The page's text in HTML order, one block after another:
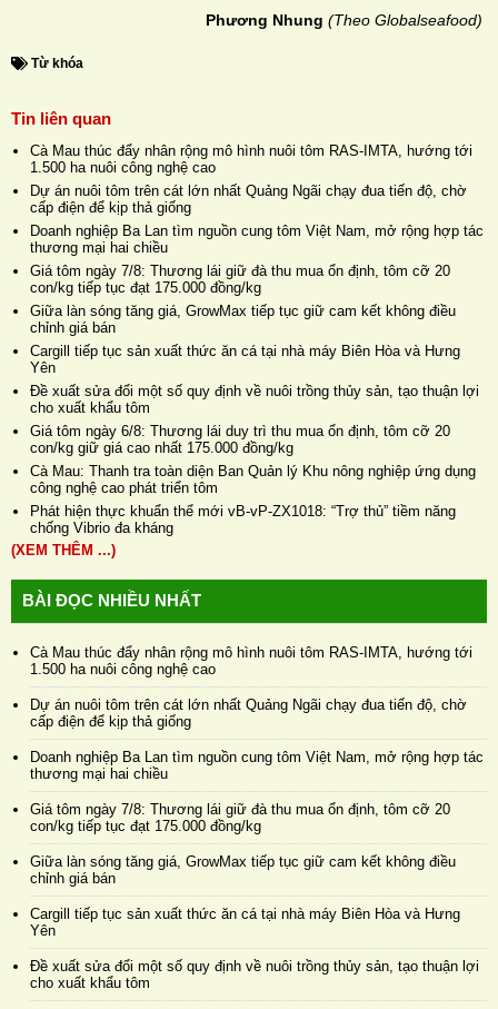
Phương Nhung (Theo Globalseafood)
Từ khóa
Tin liên quan
Cà Mau thúc đẩy nhân rộng mô hình nuôi tôm RAS-IMTA, hướng tới
1.500 ha nuôi công nghệ cao
Dự án nuôi tôm trên cát lớn nhất Quảng Ngãi chạy đua tiến độ, chờ
cấp điện để kịp thả giống
Doanh nghiệp Ba Lan tìm nguồn cung tôm Việt Nam, mở rộng hợp tác
thương mại hai chiều
Giá tôm ngày 7/8: Thương lái giữ đà thu mua ổn định, tôm cỡ 20
con/kg tiếp tục đạt 175.000 đồng/kg
Giữa làn sóng tăng giá, GrowMax tiếp tục giữ cam kết không điều
chỉnh giá bán
Cargill tiếp tục sản xuất thức ăn cá tại nhà máy Biên Hòa và Hưng
Yên
Đề xuất sửa đổi một số quy định về nuôi trồng thủy sản, tạo thuận lợi
cho xuất khẩu tôm
Giá tôm ngày 6/8: Thương lái duy trì thu mua ổn định, tôm cỡ 20
con/kg giữ giá cao nhất 175.000 đồng/kg
Cà Mau: Thanh tra toàn diện Ban Quản lý Khu nông nghiệp ứng dụng
công nghệ cao phát triển tôm
Phát hiện thực khuẩn thể mới vB-vP-ZX1018: “Trợ thủ” tiềm năng
chống Vibrio đa kháng
(XEM THÊM ...)
BÀI ĐỌC NHIỀU NHẤT
Cà Mau thúc đẩy nhân rộng mô hình nuôi tôm RAS-IMTA, hướng tới
1.500 ha nuôi công nghệ cao
Dự án nuôi tôm trên cát lớn nhất Quảng Ngãi chạy đua tiến độ, chờ
cấp điện để kịp thả giống
Doanh nghiệp Ba Lan tìm nguồn cung tôm Việt Nam, mở rộng hợp tác
thương mại hai chiều
Giá tôm ngày 7/8: Thương lái giữ đà thu mua ổn định, tôm cỡ 20
con/kg tiếp tục đạt 175.000 đồng/kg
Giữa làn sóng tăng giá, GrowMax tiếp tục giữ cam kết không điều
chỉnh giá bán
Cargill tiếp tục sản xuất thức ăn cá tại nhà máy Biên Hòa và Hưng
Yên
Đề xuất sửa đổi một số quy định về nuôi trồng thủy sản, tạo thuận lợi
cho xuất khẩu tôm